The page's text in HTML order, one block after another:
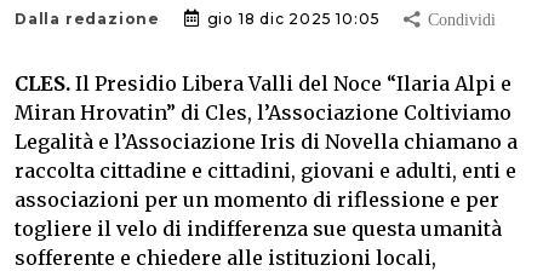
Dalla redazione gio 18 dic 2025 10:05
CLES. Il Presidio Libera Valli del Noce “Ilaria Alpi e
Miran Hrovatin” di Cles, l’Associazione Coltiviamo
Legalità e l’Associazione Iris di Novella chiamano a
raccolta cittadine e cittadini, giovani e adulti, enti e
associazioni per un momento di riflessione e per
togliere il velo di indifferenza sue questa umanità
sofferente e chiedere alle istituzioni locali,